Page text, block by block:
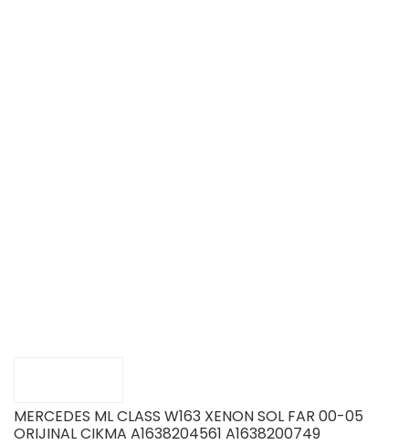
MERCEDES ML CLASS W163 XENON SOL FAR 00-05
ORIJINAL CIKMA A1638204561 A1638200749